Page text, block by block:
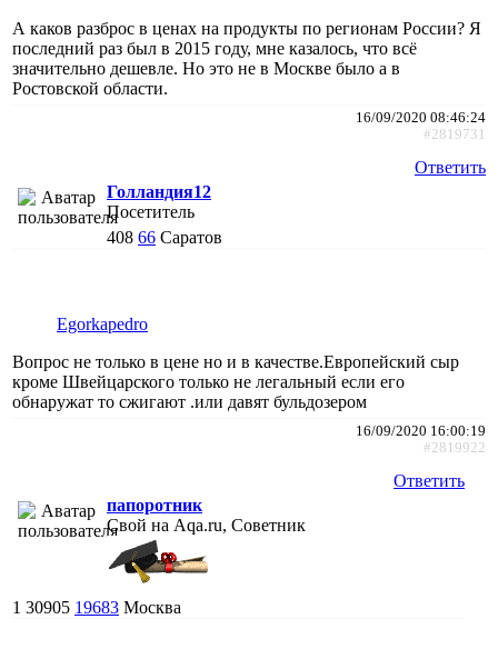
А каков разброс в ценах на продукты по регионам России? Я
последний раз был в 2015 году, мне казалось, что всё
значительно дешевле. Но это не в Москве было а в
Ростовской области.
16/09/2020 08:46:24
#2819731
Ответить
Голландия12
Посетитель
408 66 Саратов
Egorkapedro
Вопрос не только в цене но и в качестве.Европейский сыр
кроме Швейцарского только не легальный если его
обнаружат то сжигают .или давят бульдозером
16/09/2020 16:00:19
#2819922
Ответить
папоротник
Свой на Aqa.ru, Советник
1 30905 19683 Москва